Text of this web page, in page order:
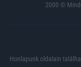
2000 ©
Honlapunk oldalain